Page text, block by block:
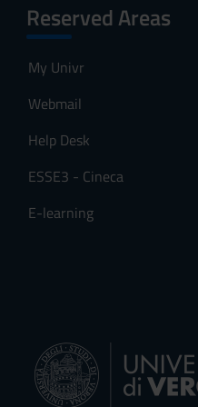
Reserved Areas
My Univr
Webmail
Help Desk
ESSE3 - Cineca
E-learning